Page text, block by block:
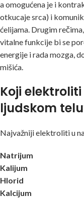
a omogućena je i
otkucaje srca) i
ćelijama. Drugim
vitalne funkcije bi se
energije i rada mozga,
mišića.
Koji
ljudskom
Najvažniji elektroliti u
Natrijum
Kalijum
Hlorid
Kalcijum